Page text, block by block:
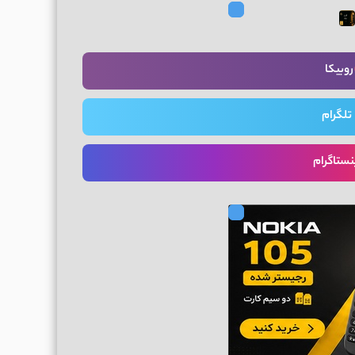
روبیکا
تلگرام